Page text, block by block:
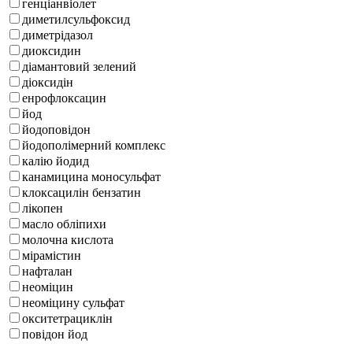
генціанвіолет
диметилсульфоксид
диметрідазол
диоксидин
діамантовий зелений
діоксидін
енрофлоксацин
йод
йодоповідон
йодополімерний комплекс
калію йодид
канамицина моносульфат
клоксацилін бензатин
лікопен
масло обліпихи
молочна кислота
мірамістин
нафталан
неоміцин
неоміцину сульфат
окситетрациклін
повідон йод